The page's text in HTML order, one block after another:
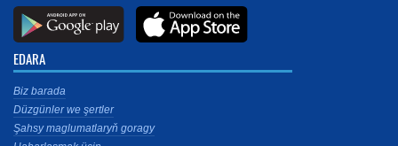
EDARA
Biz barada
Düzgünler we şertler
Şahsy maglumatlaryň goragy